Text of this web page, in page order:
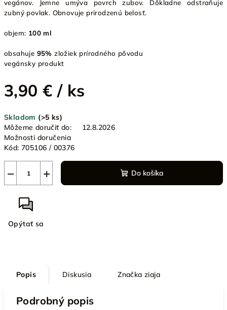
vegánov. Jemne umýva povrch zubov. Dôkladne odstraňuje
zubný povlak. Obnovuje prirodzenú belosť.
objem: 100 ml
obsahuje 95% zložiek prírodného pôvodu
vegánsky produkt
3,90 € / ks
cena:
Skladom (>5 ks)
Môžeme doručiť do:
12.8.2026
Možnosti doručenia
Kód: 705106 / 00376
+
− Do košíka
Opýtať sa
Popis Diskusia Značka ziaja
Podrobný popis